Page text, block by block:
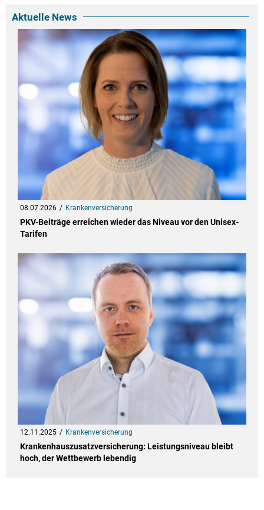
Aktuelle News
08.07.2026 Krankenversicherung
PKV-Beiträge erreichen wieder das Niveau vor den Unisex-
Tarifen
12.11.2025 Krankenversicherung
Krankenhauszusatzversicherung: Leistungsniveau bleibt
hoch, der Wettbewerb lebendig